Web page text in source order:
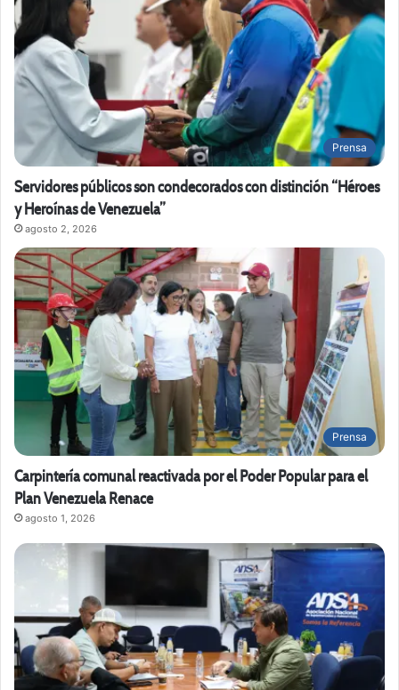
Prensa
Servidores públicos son condecorados con distinción “Héroes
y Heroínas de Venezuela”
agosto 2, 2026
Prensa
Carpintería comunal reactivada por el Poder Popular para el
Plan Venezuela Renace
agosto 1, 2026